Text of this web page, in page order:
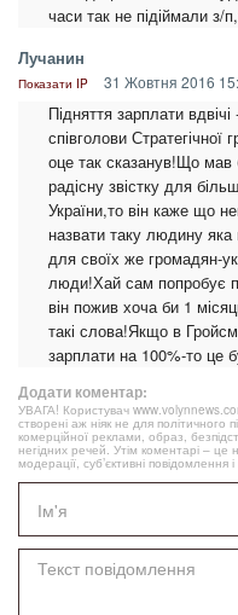
часи так не підіймали з/
Лучанин
Показати IP 31 Жовтня 2016
Підняття зарплати
співголови
оце так сказанув!Що мав
радісну звістку для
України,то він каже що
назвати таку людину яка
для своїх же громадян-
люди!Хай сам попробує
він пожив хоча би 1
такі слова!Якщо в
зарплати на 100%-то це
Додати коментар:
УВАГА! Користувач
створені аж ніяк не для політичного
комерційної реклами, образ,
негідних речей. Утім коментарі –
модерації, суб’єктивні